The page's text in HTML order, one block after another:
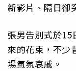
新影片、隔日卻
張男告別式於15
來的花束，不少
場氣氛哀戚。